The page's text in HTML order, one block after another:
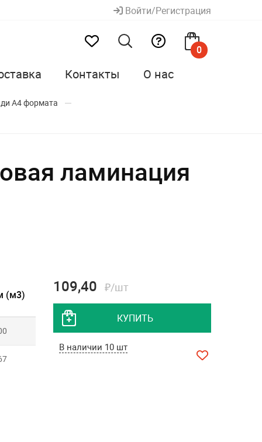
Войти/Регистрация
0
Контакты О нас
А4 формата
ламинация
(м3) 109,40 ₽/шт
КУПИТЬ
В наличии 10 шт